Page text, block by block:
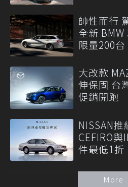
帥性而行
全新
限量200台
大改款
伸保固 台
促銷開跑
NISSAN
CEFIRO
件最低1折
More